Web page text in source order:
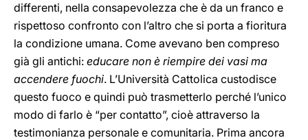
differenti, nella consapevolezza che è da un franco e
rispettoso confronto con l’altro che si porta a fioritura
la condizione umana. Come avevano ben compreso
già gli antichi: educare non è riempire dei vasi ma
accendere fuochi. L’Università Cattolica custodisce
questo fuoco e quindi può trasmetterlo perché l’unico
modo di farlo è “per contatto”, cioè attraverso la
testimonianza personale e comunitaria. Prima ancora